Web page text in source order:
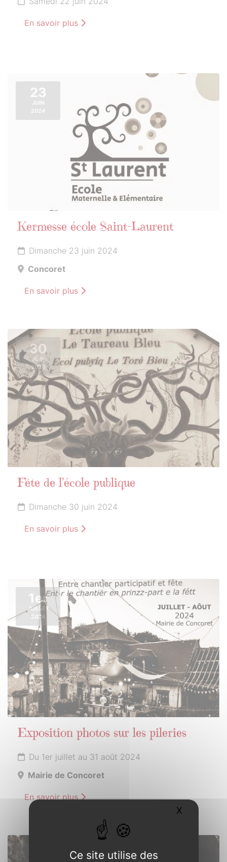
En savoir plus
23
JUIN
2024
Kermesse école Saint-Laurent
Dimanche 23 juin 2024
Concoret
En savoir plus
30
JUIN
2024
Fête de l’école publique
Dimanche 30 juin 2024
En savoir plus
1er
JUILLET
2024
Exposition photos sur les pileries
Du 1er juillet au 31 août 2024
Mairie de Concoret
En savoir plus
Ce site utilise des
X Masquer